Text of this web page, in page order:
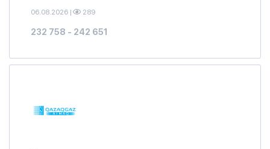
06.08.2026 | 289
232 758 - 242 651